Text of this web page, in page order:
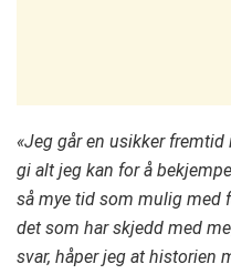
«Jeg går en usikker
gi alt jeg kan for å
så mye tid som mulig med
det som har skjedd med
svar, håper jeg at historien